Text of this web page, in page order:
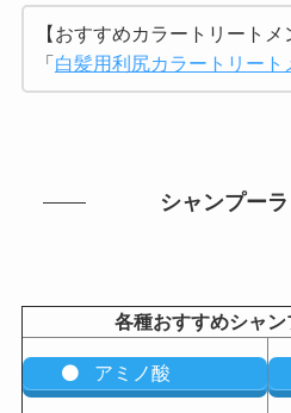
【おすすめカラートリートメ
「 白髪用利尻カラートリート
シャンプー
各種おすすめシャ
アミノ酸